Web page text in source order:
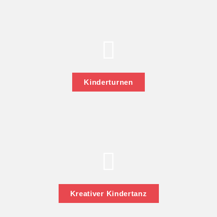
Kinderturnen
Kreativer Kindertanz